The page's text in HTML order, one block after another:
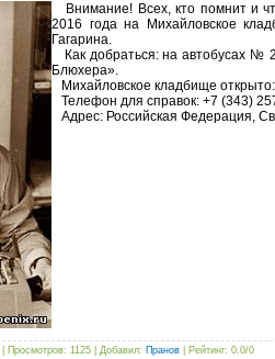
Внимание! Всех, кто помнит и
2016 года на Михайловское
Гагарина.
Как добраться: на автобусах №
Блюхера».
Михайловское кладбище
Телефон для справок: +7 (343)
Адрес: Российская Федерация,
Просмотров: 1125 | Добавил: Пранов Рейтинг: 0.0/0